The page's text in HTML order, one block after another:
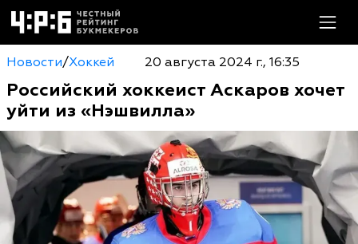
Новости/Хоккей 20 августа 2024 г., 16:35
Российский хоккеист Аскаров хочет
уйти из «Нэшвилла»